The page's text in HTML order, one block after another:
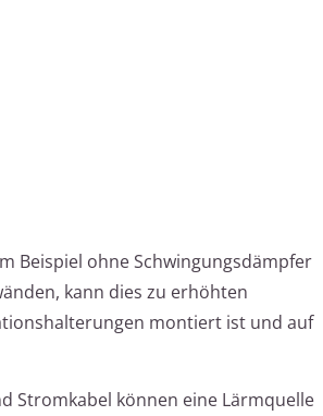
Beispiel ohne Schwingungsdämpfer
kann dies zu erhöhten
montiert ist und auf
Stromkabel können eine Lärmquelle